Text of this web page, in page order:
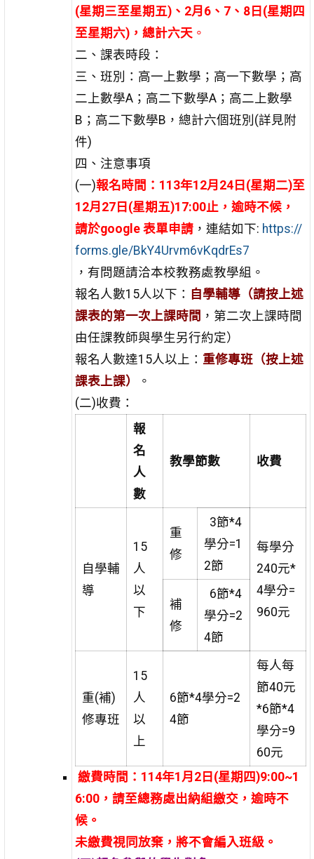
(星期三至星期五)、2月6、7、8日(星期四
至星期六)，總計六天。
二、課表時段：
三、班別：高一上數學；高一下數學；高
二上數學A；高二下數學A；高二上數學
B；高二下數學B，總計六個班別(詳見附
件)
四、注意事項
(一)報名時間：113年12月24日(星期二)至
12月27日(星期五)17:00止，逾時不候，
請於google 表單申請，連結如下: https://
forms.gle/BkY4Urvm6vKqdrEs7
，有問題請洽本校教務處教學組。
報名人數15人以下： 自學輔導（請按上述
課表的第一次上課時間 ，第二次上課時間
由任課教師與學生另行約定）
報名人數達15人以上： 重修專班（按上述
課表上課）
。
(二)收費：
報
名
人
數
教學節數 收費
自學輔
導
15
人
以
下
重
修
3節*4
學分=1
2節
每學分
240元*
4學分=
960元
補
修
6節*4
學分=2
4節
重(補)
修專班
15
人
以
上
6節*4學分=2
4節
每人每
節40元
*6節*4
學分=9
60元
繳費時間：114年1月2日(星期四)9:00~1
6:00，請至總務處出納組繳交，逾時不
候。
未繳費視同放棄，將不會編入班級。